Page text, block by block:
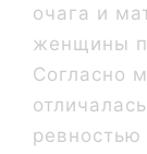
очага и
женщины
Согласно
ревностью